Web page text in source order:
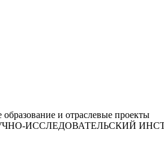
и отраслевые проекты
ИССЛЕДОВАТЕЛЬСКИЙ